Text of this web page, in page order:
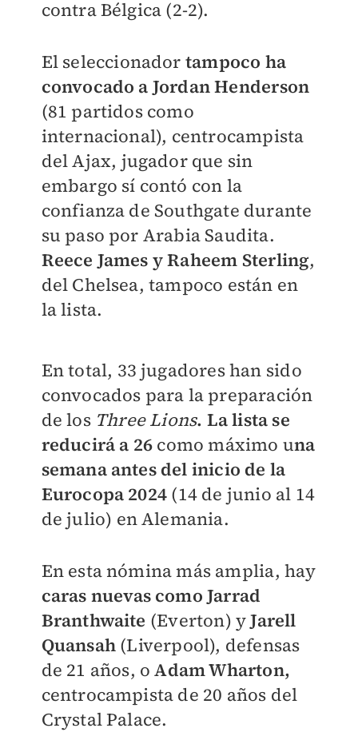
contra Bélgica (2-2).
El seleccionador tampoco ha
convocado a Jordan Henderson
(81 partidos como
internacional), centrocampista
del Ajax, jugador que sin
embargo sí contó con la
confianza de Southgate durante
su paso por Arabia Saudita.
Reece James y Raheem Sterling,
del Chelsea, tampoco están en
la lista.
En total, 33 jugadores han sido
convocados para la preparación
de los Three Lions. La lista se
reducirá a 26 como máximo una
semana antes del inicio de la
Eurocopa 2024 (14 de junio al 14
de julio) en Alemania.
En esta nómina más amplia, hay
caras nuevas como Jarrad
Branthwaite (Everton) yJarell
Quansah(Liverpool), defensas
de 21 años, oAdam Wharton,
centrocampista de 20 años del
Crystal Palace.